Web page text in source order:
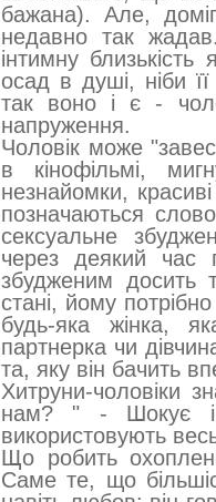
бажана). Але,
недавно так
інтимну
осад в душі, ніби
так воно і є -
напруження.
Чоловік може
в кінофільмі,
незнайомки,
позначаються
сексуальне
через деякий час
збудженим досить
стані, йому
будь-яка жінка,
партнерка чи
та, яку він бачить
Хитруни-чоловіки
нам? " - Шокує і
використовують
Що робить
Саме те, що